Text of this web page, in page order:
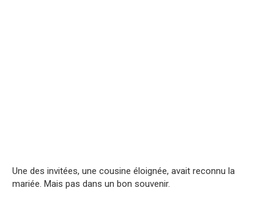
Une des invitées, une cousine éloignée, avait reconnu la
mariée. Mais pas dans un bon souvenir.